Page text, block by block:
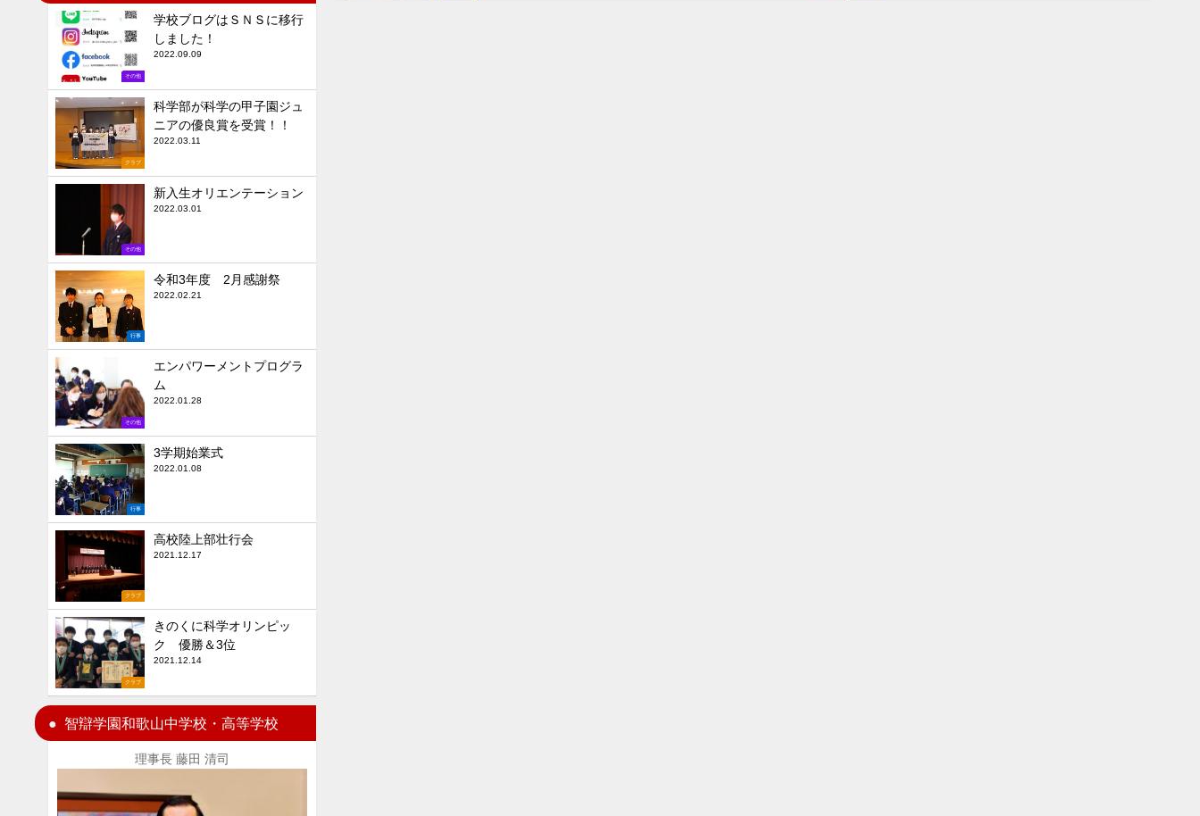
その他
学校ブログはＳＮＳに移行
しました！
2022.09.09
クラブ
科学部が科学の甲子園ジュ
ニアの優良賞を受賞！！
2022.03.11
その他
新入生オリエンテーション
2022.03.01
行事
令和3年度 2月感謝祭
2022.02.21
その他
エンパワーメントプログラ
ム
2022.01.28
行事
3学期始業式
2022.01.08
クラブ
高校陸上部壮行会
2021.12.17
クラブ
きのくに科学オリンピッ
ク 優勝＆3位
2021.12.14
智辯学園和歌山中学校・高等学校
理事長 藤田 清司